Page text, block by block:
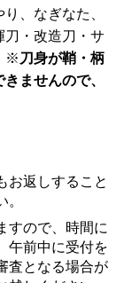
、なぎなた、
刀・改造刀・サ
※ 刀身が鞘・柄
ませんので、
お返しすること
すので、時間に
午前中に受付を
査となる場合が